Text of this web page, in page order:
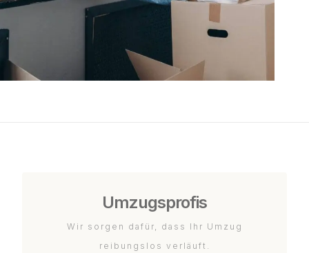
Umzugsprofis
Wir sorgen dafür, dass Ihr Umzug
reibungslos verläuft.